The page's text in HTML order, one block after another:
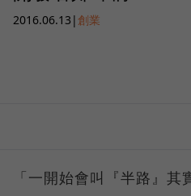
2016.06.13 |創業
「一開始會叫『半路』